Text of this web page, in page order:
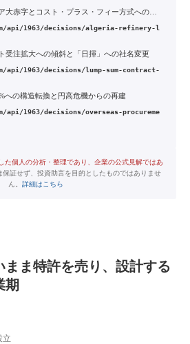
1972年 アルジェリア大赤字とコスト・プラス・フィー方式への転換
api/1963/decisions/algeria-refinery-l
受注拡大への傾斜と「日揮」への社名変更
api/1963/decisions/lump-sum-contract-
への構造転換と円高危機からの再建
1963/decisions/overseas-procureme
た個人の分析・整理であり、企業の公式見解ではあ
保証せず、投資助言を目的としたものではありませ
ん。 詳細はこちら
ま特許を売り、設計する
期
立